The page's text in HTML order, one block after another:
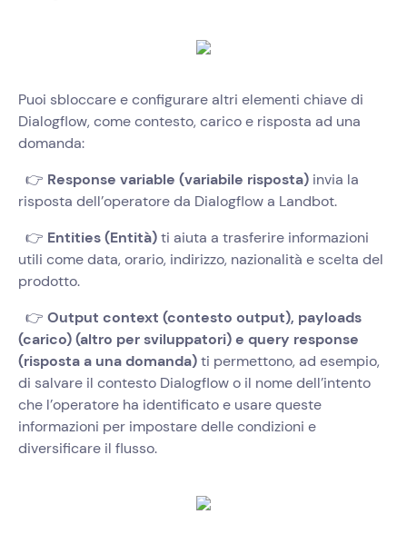
Puoi sbloccare e configurare altri elementi chiave di
Dialogflow, come contesto, carico e risposta ad una
domanda:
👉 Response variable (variabile risposta) invia la
risposta dell’operatore da Dialogflow a Landbot.
👉 Entities (Entità)ti aiuta a trasferire informazioni
utili come data, orario, indirizzo, nazionalità e scelta del
prodotto.
👉 Output context (contesto output), payloads
(carico) (altro per sviluppatori) e query response
(risposta a una domanda)ti permettono, ad esempio,
di salvare il contesto Dialogflow o il nome dell’intento
che l’operatore ha identificato e usare queste
informazioni per impostare delle condizioni e
diversificare il flusso.